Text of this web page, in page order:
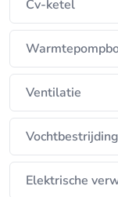
Cv-ketel
Ventilatie
Vochtbestrijding
Elektrische